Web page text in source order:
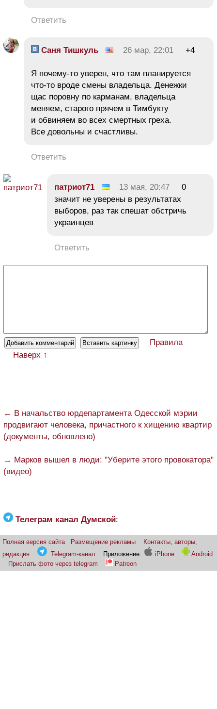
Ответить
Саня Тишкуль 26 мар, 22:01 +4
Я почему-то уверен, что там планируется
что-то вроде смены владельца. Денежки
щас поровну по карманам, владельца
меняем, старого прячем в Тимбукту
и обвиняем во всех смертных греха.
Все довольны и счастливы.
Ответить
патриот71 13 мая, 20:47
0
значит не уверены в результатах
выборов, раз так спешат обстричь
украинцев
Ответить
Правила
Наверх ↑
← В начальство юрдепартамента Одесской мэрии
продвигают человека, причастного к хищению квартир
(документы, обновлено)
→ Марков вышел в люди: "Уберите этого провокатора"
(видео)
Телеграм канал Думской:
Полная версия сайта Размещение рекламы
Контакты, авторы,
редакция
Telegram-канал Приложение: iPhone
Android
Прислать фото через telegram
Patreon